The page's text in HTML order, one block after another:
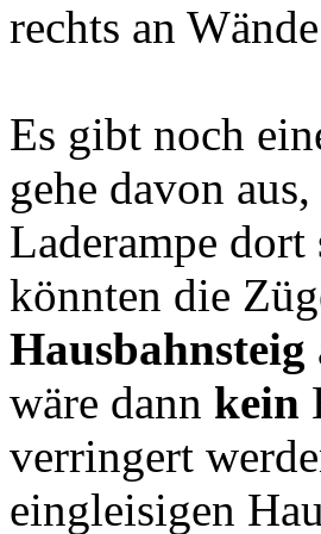
rechts an
Es gibt noch
gehe davon aus,
Laderampe
könnten die
Hausbahnsteig
wäre dann kein
verringert
eingleisigen